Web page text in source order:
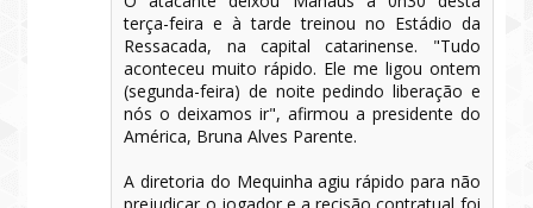
terça-feira e à tarde treinou no Estádio da
Ressacada, na capital catarinense. "Tudo
aconteceu muito rápido. Ele me ligou ontem
(segunda-feira) de noite pedindo liberação e
nós o deixamos ir", afirmou a presidente do
América, Bruna Alves Parente.
A diretoria do Mequinha agiu rápido para não